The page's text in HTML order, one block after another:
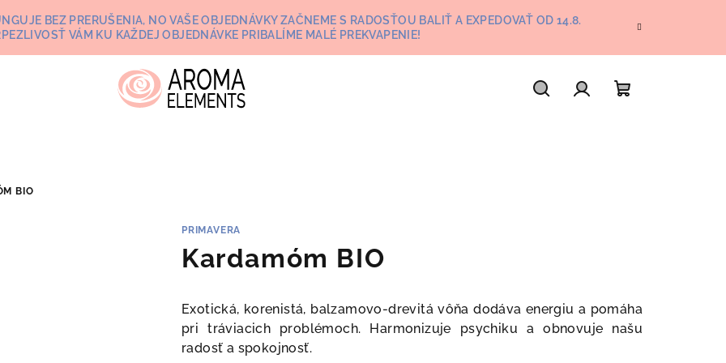
BEZ PRERUŠENIA, NO VAŠE OBJEDNÁVKY ZAČNEME S RADOSŤOU BALIŤ A EXPEDOVAŤ OD 14.8.
VÁM KU KAŽDEJ OBJEDNÁVKE PRIBALÍME MALÉ PREKVAPENIE!
BIO
PRIMAVERA
Kardamóm BIO
Exotická, korenistá, balzamovo-drevitá vôňa dodáva energiu a pomáha
pri tráviacich problémoch. Harmonizuje psychiku a obnovuje našu
radosť a spokojnosť.